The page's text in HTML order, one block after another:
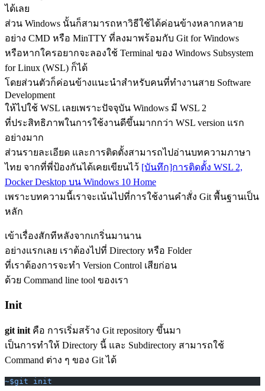
ได้เลย
ส่วน Windows นั้นก็สามารถหาวิธีใช้ได้ค่อนข้างหลากหลาย
อย่าง CMD หรือ MinTTY ที่ลงมาพร้อมกับ Git for Windows
หรือหากใครอยากจะลองใช้ Terminal ของ Windows Subsystem
for Linux (WSL) ก็ได้
โดยส่วนตัวก็ค่อนข้างแนะนำสำหรับคนที่ทำงานสาย Software
Development
ให้ไปใช้ WSL เลยเพราะปัจจุบัน Windows มี WSL 2
ที่ประสิทธิภาพในการใช้งานดีขึ้นมากกว่า WSL version แรก
อย่างมาก
ส่วนรายละเอียด และการติดตั้งสามารถไปอ่านบทความภาษา
ไทย จากที่พี่ป้องกันได้เคยเขียนไว้ [บันทึก]การติดตั้ง WSL 2,
Docker Desktop บน Windows 10 Home
เพราะบทความนี้เราจะเน้นไปที่การใช้งานคำสั่ง Git พื้นฐานเป็น
หลัก
เข้าเรื่องสักทีหลังจากเกริ่นมานาน
อย่างแรกเลย เราต้องไปที่ Directory หรือ Folder
ที่เราต้องการจะทำ Version Control เสียก่อน
ด้วย Command line tool ของเรา
Init
git init คือ การเริ่มสร้าง Git repository ขึ้นมา
เป็นการทำให้ Directory นี้ และ Subdirectory สามารถใช้
Command ต่าง ๆ ของ Git ได้
~$git init